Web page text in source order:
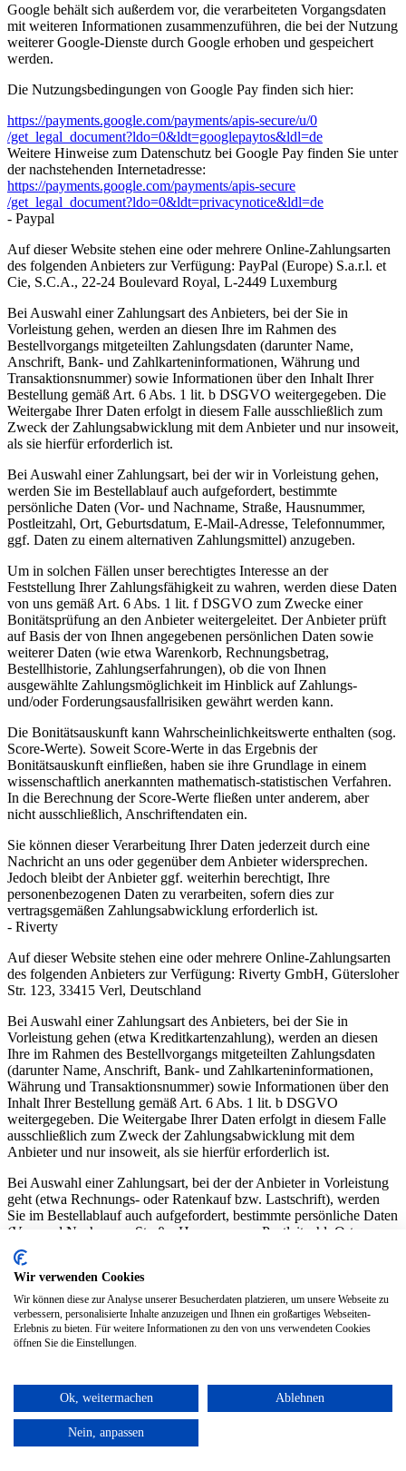
Google behält sich außerdem vor, die verarbeiteten Vorgangsdaten
mit weiteren Informationen zusammenzuführen, die bei der Nutzung
weiterer Google-Dienste durch Google erhoben und gespeichert
werden.
Die Nutzungsbedingungen von Google Pay finden sich hier:
https://payments.google.com/payments/apis-secure/u/0
/get_legal_document?ldo=0&ldt=googlepaytos&ldl=de
Weitere Hinweise zum Datenschutz bei Google Pay finden Sie unter
der nachstehenden Internetadresse:
https://payments.google.com/payments/apis-secure
/get_legal_document?ldo=0&ldt=privacynotice&ldl=de
- Paypal
Auf dieser Website stehen eine oder mehrere Online-Zahlungsarten
des folgenden Anbieters zur Verfügung: PayPal (Europe) S.a.r.l. et
Cie, S.C.A., 22-24 Boulevard Royal, L-2449 Luxemburg
Bei Auswahl einer Zahlungsart des Anbieters, bei der Sie in
Vorleistung gehen, werden an diesen Ihre im Rahmen des
Bestellvorgangs mitgeteilten Zahlungsdaten (darunter Name,
Anschrift, Bank- und Zahlkarteninformationen, Währung und
Transaktionsnummer) sowie Informationen über den Inhalt Ihrer
Bestellung gemäß Art. 6 Abs. 1 lit. b DSGVO weitergegeben. Die
Weitergabe Ihrer Daten erfolgt in diesem Falle ausschließlich zum
Zweck der Zahlungsabwicklung mit dem Anbieter und nur insoweit,
als sie hierfür erforderlich ist.
Bei Auswahl einer Zahlungsart, bei der wir in Vorleistung gehen,
werden Sie im Bestellablauf auch aufgefordert, bestimmte
persönliche Daten (Vor- und Nachname, Straße, Hausnummer,
Postleitzahl, Ort, Geburtsdatum, E-Mail-Adresse, Telefonnummer,
ggf. Daten zu einem alternativen Zahlungsmittel) anzugeben.
Um in solchen Fällen unser berechtigtes Interesse an der
Feststellung Ihrer Zahlungsfähigkeit zu wahren, werden diese Daten
von uns gemäß Art. 6 Abs. 1 lit. f DSGVO zum Zwecke einer
Bonitätsprüfung an den Anbieter weitergeleitet. Der Anbieter prüft
auf Basis der von Ihnen angegebenen persönlichen Daten sowie
weiterer Daten (wie etwa Warenkorb, Rechnungsbetrag,
Bestellhistorie, Zahlungserfahrungen), ob die von Ihnen
ausgewählte Zahlungsmöglichkeit im Hinblick auf Zahlungs-
und/oder Forderungsausfallrisiken gewährt werden kann.
Die Bonitätsauskunft kann Wahrscheinlichkeitswerte enthalten (sog.
Score-Werte). Soweit Score-Werte in das Ergebnis der
Bonitätsauskunft einfließen, haben sie ihre Grundlage in einem
wissenschaftlich anerkannten mathematisch-statistischen Verfahren.
In die Berechnung der Score-Werte fließen unter anderem, aber
nicht ausschließlich, Anschriftendaten ein.
Sie können dieser Verarbeitung Ihrer Daten jederzeit durch eine
Nachricht an uns oder gegenüber dem Anbieter widersprechen.
Jedoch bleibt der Anbieter ggf. weiterhin berechtigt, Ihre
personenbezogenen Daten zu verarbeiten, sofern dies zur
vertragsgemäßen Zahlungsabwicklung erforderlich ist.
- Riverty
Auf dieser Website stehen eine oder mehrere Online-Zahlungsarten
des folgenden Anbieters zur Verfügung: Riverty GmbH, Gütersloher
Str. 123, 33415 Verl, Deutschland
Bei Auswahl einer Zahlungsart des Anbieters, bei der Sie in
Vorleistung gehen (etwa Kreditkartenzahlung), werden an diesen
Ihre im Rahmen des Bestellvorgangs mitgeteilten Zahlungsdaten
(darunter Name, Anschrift, Bank- und Zahlkarteninformationen,
Währung und Transaktionsnummer) sowie Informationen über den
Inhalt Ihrer Bestellung gemäß Art. 6 Abs. 1 lit. b DSGVO
weitergegeben. Die Weitergabe Ihrer Daten erfolgt in diesem Falle
ausschließlich zum Zweck der Zahlungsabwicklung mit dem
Anbieter und nur insoweit, als sie hierfür erforderlich ist.
Bei Auswahl einer Zahlungsart, bei der der Anbieter in Vorleistung
geht (etwa Rechnungs- oder Ratenkauf bzw. Lastschrift), werden
Sie im Bestellablauf auch aufgefordert, bestimmte persönliche Daten
(Vor- und Nachname, Straße, Hausnummer, Postleitzahl, Ort,
Geburtsdatum, E-Mail-Adresse, Telefonnummer, ggf. Daten zu
einem alternativen Zahlungsmittel) anzugeben.
Um unser berechtigtes Interesse an der Feststellung der
Zahlungsfähigkeit unserer Kunden zu wahren, werden diese Daten
von uns gemäß Art. 6 Abs. 1 lit. f DSGVO zum Zweck einer
Bonitätsprüfung an den Anbieter weitergeleitet. Der Anbieter prüft
Bestellhistorie, Zahlungserfahrungen), ob die von Ihnen
ausgewählte Zahlungsmöglichkeit im Hinblick auf Zahlungs-
und/oder Forderungsausfallrisiken gewährt werden kann.
Wir verwenden Cookies
Wir können diese zur Analyse unserer Besucherdaten platzieren, um unsere Webseite zu
verbessern, personalisierte Inhalte anzuzeigen und Ihnen ein großartiges Webseiten-
Erlebnis zu bieten. Für weitere Informationen zu den von uns verwendeten Cookies
öffnen Sie die Einstellungen.
Ok, weitermachen Ablehnen
Nein, anpassen